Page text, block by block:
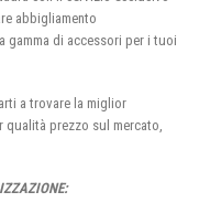
abbigliamento
gamma di accessori per i tuoi
a trovare la miglior
prezzo sul mercato,